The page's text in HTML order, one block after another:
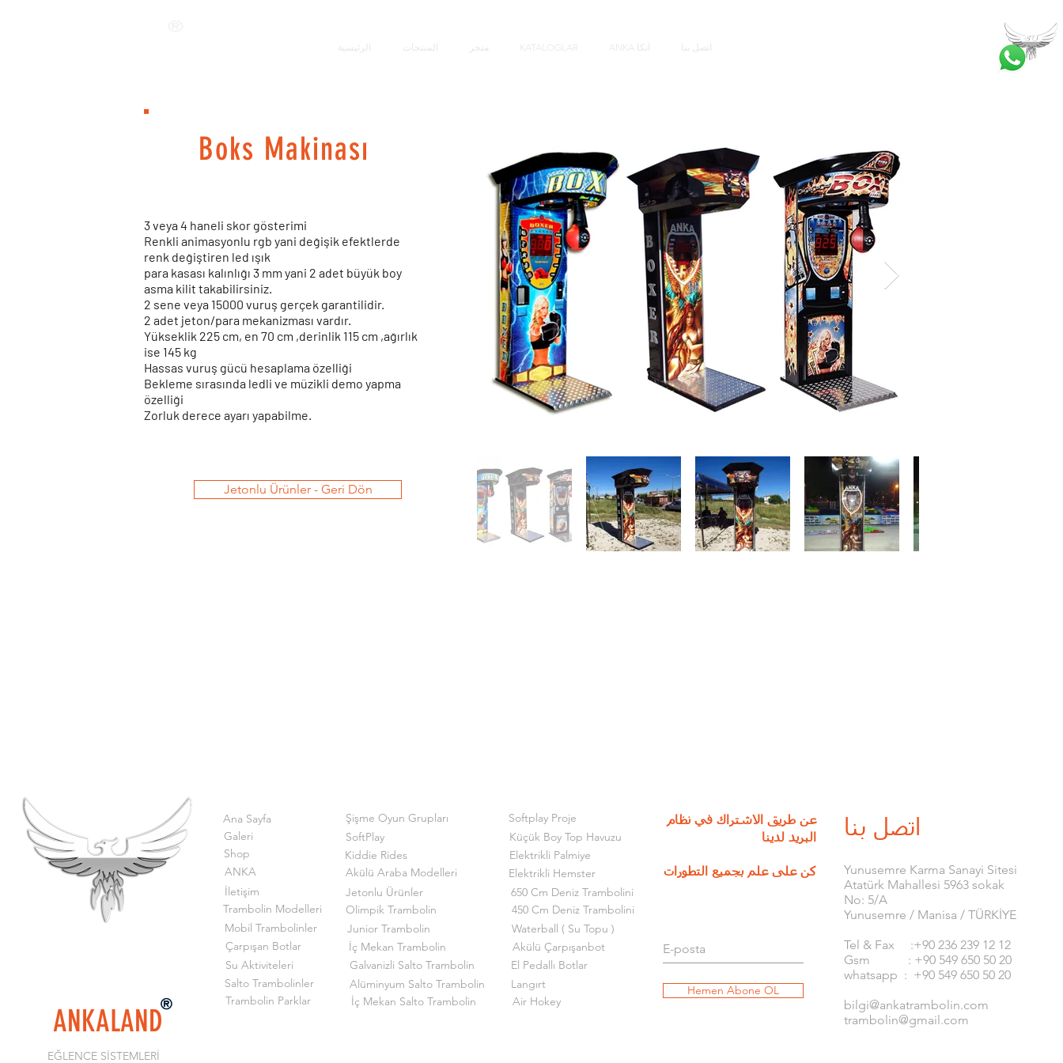
الرئيسية المنتجات متجر KATALOGLAR ANKA انکا اتصل بنا
Boks Makinası
3 veya 4 haneli skor gösterimi
Renkli animasyonlu rgb yani değişik efektlerde
renk değiştiren led ışık
para kasası kalınlığı 3 mm yani 2 adet büyük boy
asma kilit takabilirsiniz.
2 sene veya 15000 vuruş gerçek garantilidir.
2 adet jeton/para mekanizması vardır.
Yükseklik 225 cm, en 70 cm ,derinlik 115 cm ,ağırlık
ise 145 kg
Hassas vuruş gücü hesaplama özelliği
Bekleme sırasında ledli ve müzikli demo yapma
özelliği
Zorluk derece ayarı yapabilme.
Jetonlu Ürünler - Geri Dön
ANKALAND
EĞLENCE SİSTEMLERİ
Ana Sayfa
Galeri
Shop
ANKA
İletişim
Trambolin Modelleri
Mobil Trambolinler
Çarpışan Botlar
Su Aktiviteleri
Salto Trambolinler
Trambolin Parklar
Şişme Oyun Grupları
SoftPlay
Kiddie Rides
Akülü Araba Modelleri
Jetonlu Ürünler
Olimpik Trambolin
Junior Trambolin
İç Mekan Trambolin
Galvanizli Salto Trambolin
Alüminyum Salto Trambolin
İç Mekan Salto Trambolin
Softplay Proje
Küçük Boy Top Havuzu
Elektrikli Palmiye
Elektrikli Hemster
650 Cm Deniz Trambolini
450 Cm Deniz Trambolini
Waterball ( Su Topu )
Akülü Çarpışanbot
El Pedallı Botlar
Langırt
Air Hokey
عن طريق الاشتراك في نظام
البريد لدينا
كن على علم بجميع التطورات
Hemen Abone OL
اتصل بنا
​Yunusemre Karma Sanayi Sitesi
Atatürk Mahallesi 5963 sokak
No: 5/A
Yunusemre / Manisa / TÜRKİYE
Tel & Fax :+90 236 239 12 12
Gsm : +90 549 650 50 20
whatsapp : +90 549 650 50 20
bilgi@ankatrambolin.com
trambolin@gmail.com